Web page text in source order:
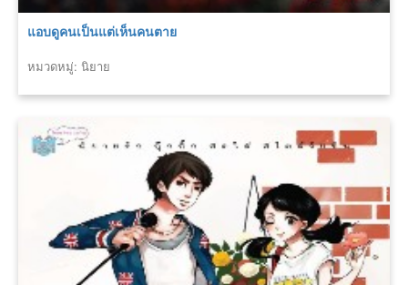
แอบดูคนเป็นแต่เห็นคนตาย
หมวดหมู่: นิยาย